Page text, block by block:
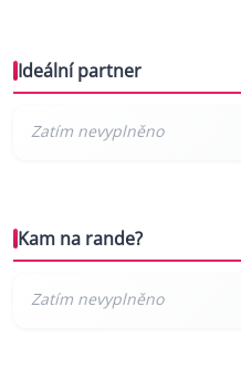
Ideální partner
Kam na rande?